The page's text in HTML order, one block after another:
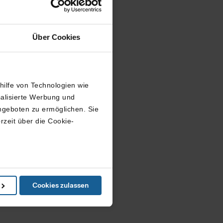
Über Cookies
von Technologien wie
Werbung und
zu ermöglichen. Sie
über die Cookie-
können
Präferenzen imAbschnitt
Cookies zulassen